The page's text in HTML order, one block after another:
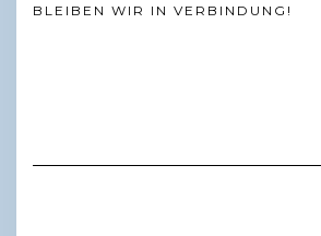
BLEIBEN WIR IN VERBINDUNG!